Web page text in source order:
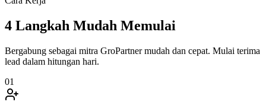
4 Langkah Mudah Memulai
Bergabung sebagai mitra GroPartner mudah dan cepat. Mulai terima
lead dalam hitungan hari.
01